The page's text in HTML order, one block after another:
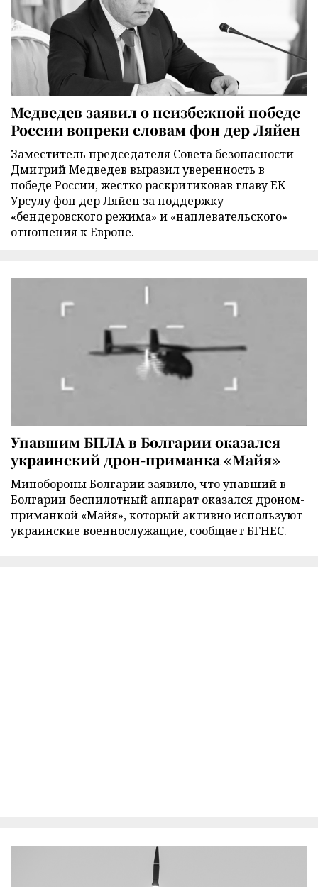
Медведев заявил о неизбежной победе
России вопреки словам фон дер Ляйен
Заместитель председателя Совета безопасности
Дмитрий Медведев выразил уверенность в
победе России, жестко раскритиковав главу ЕК
Урсулу фон дер Ляйен за поддержку
«бендеровского режима» и «наплевательского»
отношения к Европе.
Упавшим БПЛА в Болгарии оказался
украинский дрон-приманка «Майя»
Минобороны Болгарии заявило, что упавший в
Болгарии беспилотный аппарат оказался дроном-
приманкой «Майя», который активно используют
украинские военнослужащие, сообщает БГНЕС.